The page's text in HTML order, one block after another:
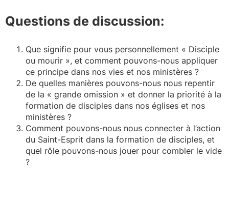
Questions de discussion:
Que signifie pour vous personnellement « Disciple
ou mourir », et comment pouvons-nous appliquer
ce principe dans nos vies et nos ministères ?
De quelles manières pouvons-nous nous repentir
de la « grande omission » et donner la priorité à la
formation de disciples dans nos églises et nos
ministères ?
Comment pouvons-nous nous connecter à l’action
du Saint-Esprit dans la formation de disciples, et
quel rôle pouvons-nous jouer pour combler le vide
?